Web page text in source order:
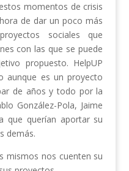
momentos de crisis
de dar un poco más
sociales que
con las que se puede
propuesto. HelpUP
aunque es un proyecto
de años y todo por la
González-Pola, Jaime
que querían aportar su
demás.
mismos nos cuenten su